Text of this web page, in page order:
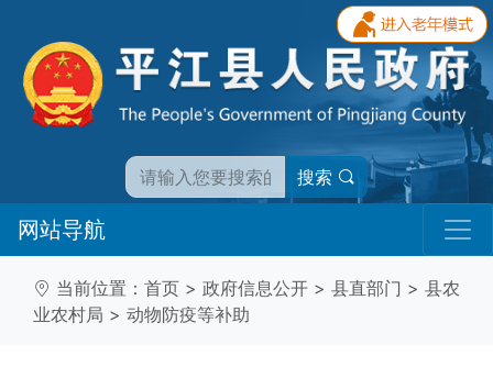
搜索
网站导航
当前位置： 首页 > 政府信息公开 > 县直部门 > 县农
业农村局 > 动物防疫等补助